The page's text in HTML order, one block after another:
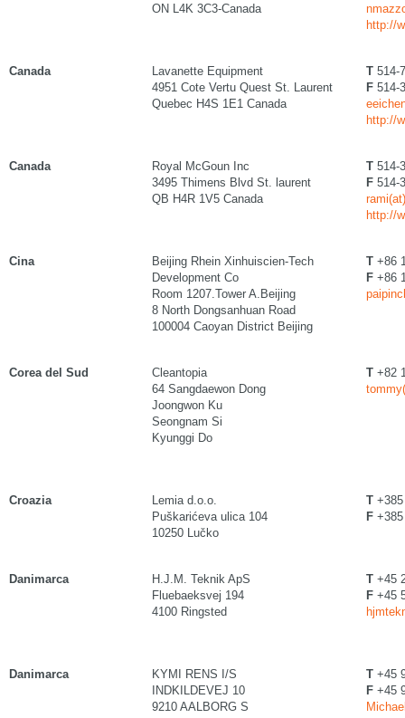
ON L4K 3C3-Canada
http://
Canada
Lavanette Equipment
4951 Cote Vertu Quest St. Laurent
Quebec H4S 1E1 Canada
T 514-
F 514-
http://
Canada
Royal McGoun Inc
3495 Thimens Blvd St. laurent
QB H4R 1V5 Canada
T 514-
F 514-
http://
Cina
Beijing Rhein Xinhuiscien-Tech
Development Co
Room 1207.Tower A.Beijing
8 North Dongsanhuan Road
100004 Caoyan District Beijing
T +86
F +86
Corea del Sud
Cleantopia
64 Sangdaewon Dong
Joongwon Ku
Seongnam Si
Kyunggi Do
T +82
Croazia
Lemia d.o.o.
Puškarićeva ulica 104
10250 Lučko
T
F
Danimarca
H.J.M. Teknik ApS
Fluebaeksvej 194
4100 Ringsted
T +45
F +45
Danimarca
KYMI RENS I/S
INDKILDEVEJ 10
9210 AALBORG S
T +45
F +45